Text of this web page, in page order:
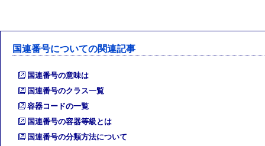
国連番号についての関連記事
国連番号の意味は
国連番号のクラス一覧
容器コードの一覧
国連番号の容器等級とは
国連番号の分類方法について